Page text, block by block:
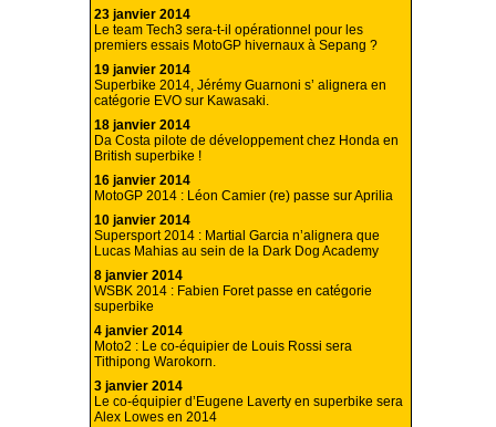
23 janvier 2014
Le team Tech3 sera-t-il opérationnel pour les
premiers essais MotoGP hivernaux à Sepang ?
19 janvier 2014
Superbike 2014, Jérémy Guarnoni s’ alignera en
catégorie EVO sur Kawasaki.
18 janvier 2014
Da Costa pilote de développement chez Honda en
British superbike !
16 janvier 2014
MotoGP 2014 : Léon Camier (re) passe sur Aprilia
10 janvier 2014
Supersport 2014 : Martial Garcia n’alignera que
Lucas Mahias au sein de la Dark Dog Academy
8 janvier 2014
WSBK 2014 : Fabien Foret passe en catégorie
superbike
4 janvier 2014
Moto2 : Le co-équipier de Louis Rossi sera
Tithipong Warokorn.
3 janvier 2014
Le co-équipier d’Eugene Laverty en superbike sera
Alex Lowes en 2014